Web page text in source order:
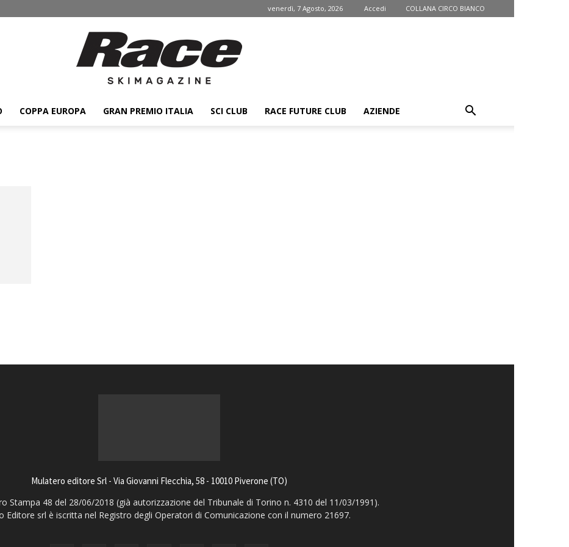
venerdì, 7 Agosto, 2026 Accedi COLLANA CIRCO BIANCO
COPPA EUROPA GRAN PREMIO ITALIA SCI CLUB RACE FUTURE CLUB AZIENDE
Mulatero editore Srl - Via Giovanni Flecchia, 58 - 10010 Piverone (TO)
Stampa 48 del 28/06/2018 (già autorizzazione del Tribunale di Torino n. 4310 del 11/03/1991).
Editore srl è iscritta nel Registro degli Operatori di Comunicazione con il numero 21697.